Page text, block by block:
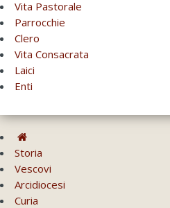
Vita Pastorale
Parrocchie
Clero
Vita Consacrata
Laici
Enti
Storia
Vescovi
Arcidiocesi
Curia